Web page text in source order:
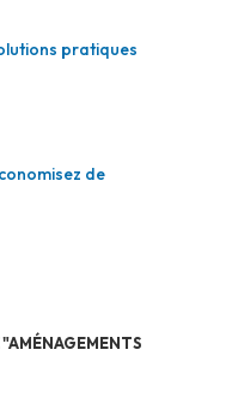
pratiques
de